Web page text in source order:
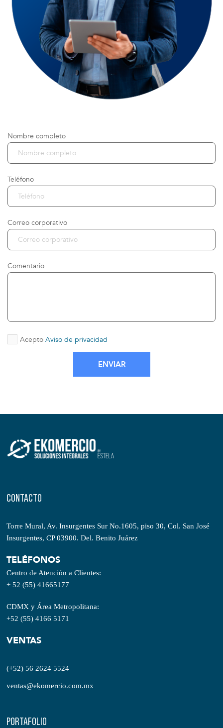
Nombre completo
Teléfono
Correo corporativo
Comentario
Acepto Aviso de privacidad
CONTACTO
Torre Mural, Av. Insurgentes Sur No.1605, piso 30, Col. San José
Insurgentes, CP 03900. Del. Benito Juárez
TELÉFONOS
Centro de Atención a Clientes:
+ 52 (55) 41665177
CDMX y Área Metropolitana:
+52 (55) 4166 5171
VENTAS
(+52) 56 2624 5524
ventas@ekomercio.com.mx
PORTAFOLIO